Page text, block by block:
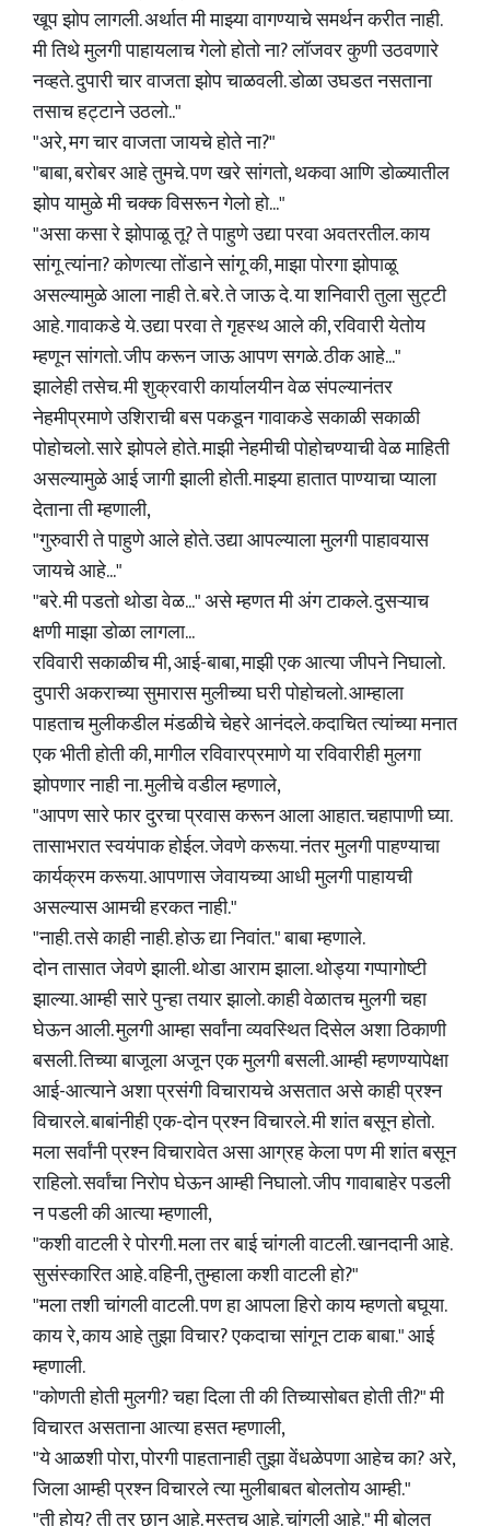
खूप झोप लागली. अर्थात मी माझ्या वागण्याचे समर्थन करीत नाही.
मी तिथे मुलगी पाहायलाच गेलो होतो ना? लॉजवर कुणी उठवणारे
नव्हते. दुपारी चार वाजता झोप चाळवली. डोळा उघडत नसताना
तसाच हट्टाने उठलो.."
"अरे, मग चार वाजता जायचे होते ना?"
"बाबा, बरोबर आहे तुमचे. पण खरे सांगतो, थकवा आणि डोळ्यातील
झोप यामुळे मी चक्क विसरून गेलो हो..."
"असा कसा रे झोपाळू तू? ते पाहुणे उद्या परवा अवतरतील. काय
सांगू त्यांना? कोणत्या तोंडाने सांगू की, माझा पोरगा झोपाळू
असल्यामुळे आला नाही ते. बरे. ते जाऊ दे. या शनिवारी तुला सुट्टी
आहे. गावाकडे ये. उद्या परवा ते गृहस्थ आले की, रविवारी येतोय
म्हणून सांगतो. जीप करून जाऊ आपण सगळे. ठीक आहे..."
झालेही तसेच. मी शुक्रवारी कार्यालयीन वेळ संपल्यानंतर
नेहमीप्रमाणे उशिराची बस पकडून गावाकडे सकाळी सकाळी
पोहोचलो. सारे झोपले होते. माझी नेहमीची पोहोचण्याची वेळ माहिती
असल्यामुळे आई जागी झाली होती. माझ्या हातात पाण्याचा प्याला
देताना ती म्हणाली,
"गुरुवारी ते पाहुणे आले होते. उद्या आपल्याला मुलगी पाहावयास
जायचे आहे..."
"बरे. मी पडतो थोडा वेळ..." असे म्हणत मी अंग टाकले. दुसऱ्याच
क्षणी माझा डोळा लागला...
रविवारी सकाळीच मी, आई-बाबा, माझी एक आत्या जीपने निघालो.
दुपारी अकराच्या सुमारास मुलीच्या घरी पोहोचलो. आम्हाला
पाहताच मुलीकडील मंडळीचे चेहरे आनंदले. कदाचित त्यांच्या मनात
एक भीती होती की, मागील रविवारप्रमाणे या रविवारीही मुलगा
झोपणार नाही ना. मुलीचे वडील म्हणाले,
"आपण सारे फार दुरचा प्रवास करून आला आहात. चहापाणी घ्या.
तासाभरात स्वयंपाक होईल. जेवणे करूया. नंतर मुलगी पाहण्याचा
कार्यक्रम करूया. आपणास जेवायच्या आधी मुलगी पाहायची
असल्यास आमची हरकत नाही."
"नाही. तसे काही नाही. होऊ द्या निवांत." बाबा म्हणाले.
दोन तासात जेवणे झाली. थोडा आराम झाला. थोड्या गप्पागोष्टी
झाल्या. आम्ही सारे पुन्हा तयार झालो. काही वेळातच मुलगी चहा
घेऊन आली. मुलगी आम्हा सर्वांना व्यवस्थित दिसेल अशा ठिकाणी
बसली. तिच्या बाजूला अजून एक मुलगी बसली. आम्ही म्हणण्यापेक्षा
आई-आत्याने अशा प्रसंगी विचारायचे असतात असे काही प्रश्न
विचारले. बाबांनीही एक-दोन प्रश्न विचारले. मी शांत बसून होतो.
मला सर्वांनी प्रश्न विचारावेत असा आग्रह केला पण मी शांत बसून
राहिलो. सर्वांचा निरोप घेऊन आम्ही निघालो. जीप गावाबाहेर पडली
न पडली की आत्या म्हणाली,
"कशी वाटली रे पोरगी. मला तर बाई चांगली वाटली. खानदानी आहे.
सुसंस्कारित आहे. वहिनी, तुम्हाला कशी वाटली हो?"
"मला तशी चांगली वाटली. पण हा आपला हिरो काय म्हणतो बघूया.
काय रे, काय आहे तुझा विचार? एकदाचा सांगून टाक बाबा." आई
म्हणाली.
"कोणती होती मुलगी? चहा दिला ती की तिच्यासोबत होती ती?" मी
विचारत असताना आत्या हसत म्हणाली,
"ये आळशी पोरा, पोरगी पाहतानाही तुझा वेंधळेपणा आहेच का? अरे,
जिला आम्ही प्रश्न विचारले त्या मुलीबाबत बोलतोय आम्ही."